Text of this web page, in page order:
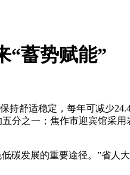
“蓄势赋能”
舒适稳定，每年可减少
分之一；焦作市迎宾馆采
发展的重要途径。”省人